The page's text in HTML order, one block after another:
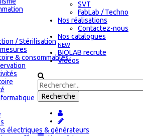
SVT
FabLab / Techno
Nos réalisations
Contactez-nous
Nos catalogues
NEW
BIOLAB recrute
Vidéos
/ Stérilisation
& consommables
électriques & générateurs